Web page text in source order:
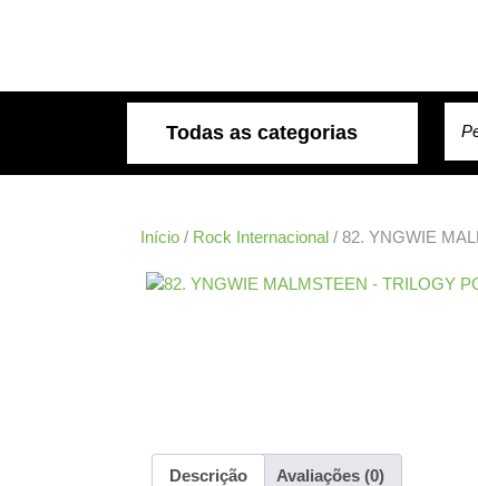
Todas as categorias
Início / Rock Internacional / 82. YNGWIE
Descrição Avaliações (0)